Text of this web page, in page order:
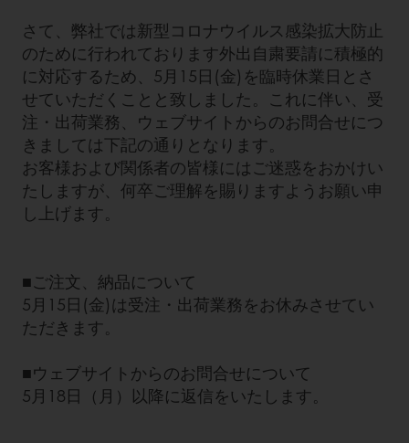
さて、弊社では新型コロナウイルス感染拡大防止
のために行われております外出自粛要請に積極的
に対応するため、5月15日(金)を臨時休業日とさ
せていただくことと致しました。これに伴い、受
注・出荷業務、ウェブサイトからのお問合せにつ
きましては下記の通りとなります。
お客様および関係者の皆様にはご迷惑をおかけい
たしますが、何卒ご理解を賜りますようお願い申
し上げます。
■ご注文、納品について
5月15日(金)は受注・出荷業務をお休みさせてい
ただきます。
■ウェブサイトからのお問合せについて
5月18日（月）以降に返信をいたします。